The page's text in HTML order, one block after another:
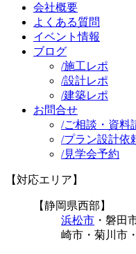
会社概要
よくある質問
イベント情報
ブログ
/施工レポ
/設計レポ
/建築レポ
お問合せ
/ご相談・資料
/プラン設計依
/見学会予約
【対応エリア】
【静岡県西部】
浜松市 ・磐田
崎市・菊川市